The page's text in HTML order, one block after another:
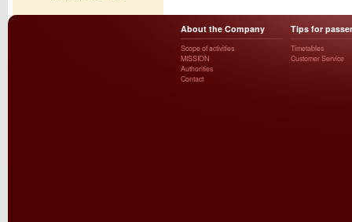
About the Company
Scope of activities
MISSION
Authorities
Contact
Tips for
Timetables
Customer Service